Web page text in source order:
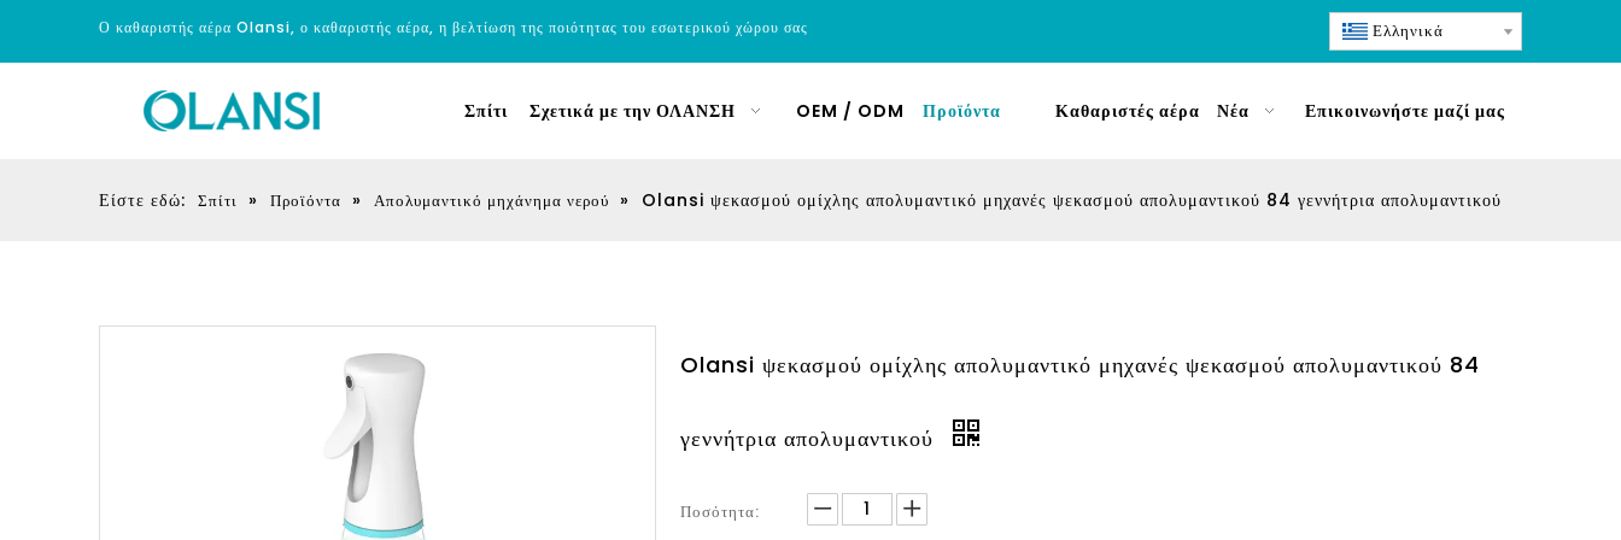
Ο καθαριστής αέρα Olansi, ο καθαριστής αέρα, η βελτίωση της ποιότητας του εσωτερικού χώρου σας Ελληνικά
Σπίτι Σχετικά με την ΟΛΑΝΣΗ OEM / ODM Προϊόντα Καθαριστές αέρα Νέα Επικοινωνήστε μαζί μας
Είστε εδώ: Σπίτι » Προϊόντα » Απολυμαντικό μηχάνημα νερού » Olansi ψεκασμού ομίχλης απολυμαντικό μηχανές ψεκασμού απολυμαντικού 84 γεννήτρια απολυμαντικού
Olansi ψεκασμού ομίχλης απολυμαντικό μηχανές ψεκασμού απολυμαντικού 84
γεννήτρια απολυμαντικού
Ποσότητα: